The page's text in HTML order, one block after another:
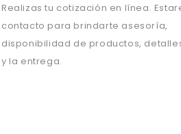
Realizas tu cotización en línea.
contacto para brindarte asesoría,
disponibilidad de productos,
y la entrega.